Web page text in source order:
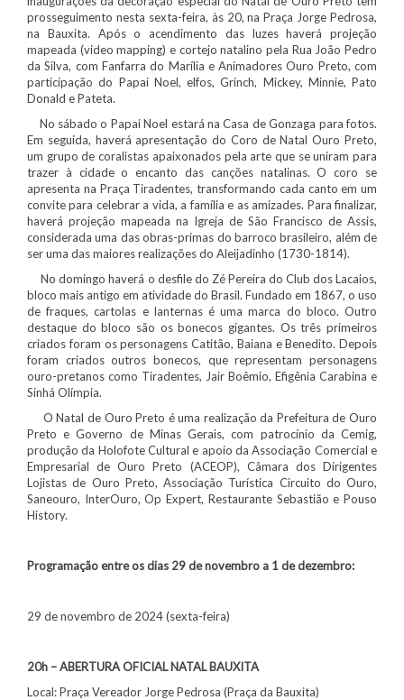
prosseguimento nesta sexta-feira, às 20, na Praça Jorge Pedrosa,
na Bauxita. Após o acendimento das luzes haverá projeção
mapeada (video mapping) e cortejo natalino pela Rua João Pedro
da Silva, com Fanfarra do Marília e Animadores Ouro Preto, com
participação do Papai Noel, elfos, Grinch, Mickey, Minnie, Pato
Donald e Pateta.
No sábado o Papai Noel estará na Casa de Gonzaga para fotos.
Em seguida, haverá apresentação do Coro de Natal Ouro Preto,
um grupo de coralistas apaixonados pela arte que se uniram para
trazer à cidade o encanto das canções natalinas. O coro se
apresenta na Praça Tiradentes, transformando cada canto em um
convite para celebrar a vida, a família e as amizades. Para finalizar,
haverá projeção mapeada na Igreja de São Francisco de Assis,
considerada uma das obras-primas do barroco brasileiro, além de
ser uma das maiores realizações do Aleijadinho (1730-1814).
No domingo haverá o desfile do Zé Pereira do Club dos Lacaios,
bloco mais antigo em atividade do Brasil. Fundado em 1867, o uso
de fraques, cartolas e lanternas é uma marca do bloco. Outro
destaque do bloco são os bonecos gigantes. Os três primeiros
criados foram os personagens Catitão, Baiana e Benedito. Depois
foram criados outros bonecos, que representam personagens
ouro-pretanos como Tiradentes, Jair Boêmio, Efigênia Carabina e
Sinhá Olímpia.
O Natal de Ouro Preto é uma realização da Prefeitura de Ouro
Preto e Governo de Minas Gerais, com patrocínio da Cemig,
produção da Holofote Cultural e apoio da Associação Comercial e
Empresarial de Ouro Preto (ACEOP), Câmara dos Dirigentes
Lojistas de Ouro Preto, Associação Turística Circuito do Ouro,
Saneouro, InterOuro, Op Expert, Restaurante Sebastião e Pouso
History.
Programação entre os dias 29 de novembro a 1 de dezembro:
29 de novembro de 2024 (sexta-feira)
20h – ABERTURA OFICIAL NATAL BAUXITA
Local: Praça Vereador Jorge Pedrosa (Praça da Bauxita)